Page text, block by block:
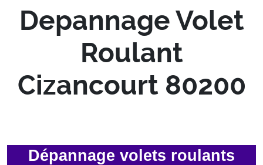
Depannage Volet
Roulant
Cizancourt 80200
Dépannage volets roulants